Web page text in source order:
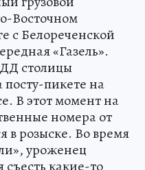
Восточном
с Белореченской
«Газель».
столицы
посту-пикете на
В этот момент на
номера от
розыске. Во время
уроженец
какие-то